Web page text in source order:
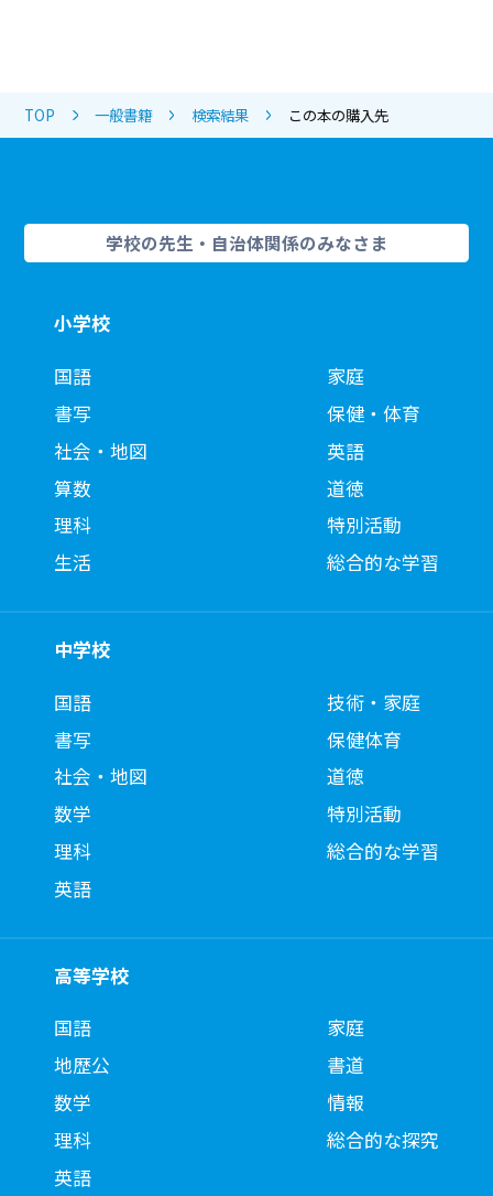
TOP 一般書籍 検索結果 この本の購入先
学校の先生・自治体関係のみなさま
小学校
国語
書写
社会・地図
算数
理科
生活
家庭
保健・体育
英語
道徳
特別活動
総合的な学習
中学校
国語
書写
社会・地図
数学
理科
英語
技術・家庭
保健体育
道徳
特別活動
総合的な学習
高等学校
国語
地歴公
数学
理科
英語
家庭
書道
情報
総合的な探究